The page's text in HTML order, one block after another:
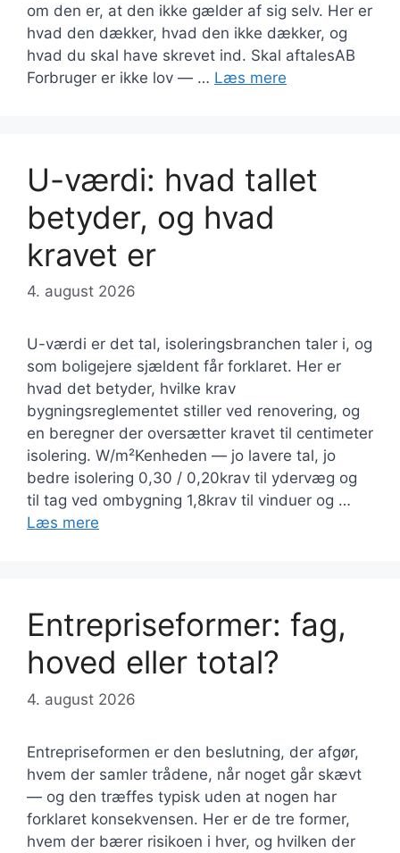
om den er, at den ikke gælder af sig selv. Her er
hvad den dækker, hvad den ikke dækker, og
hvad du skal have skrevet ind. Skal aftalesAB
Forbruger er ikke lov — … Læs mere
U-værdi: hvad tallet
betyder, og hvad
kravet er
4. august 2026
U-værdi er det tal, isoleringsbranchen taler i, og
som boligejere sjældent får forklaret. Her er
hvad det betyder, hvilke krav
bygningsreglementet stiller ved renovering, og
en beregner der oversætter kravet til centimeter
isolering. W/m²Kenheden — jo lavere tal, jo
bedre isolering 0,30 / 0,20krav til ydervæg og
til tag ved ombygning 1,8krav til vinduer og …
Læs mere
Entrepriseformer: fag,
hoved eller total?
4. august 2026
Entrepriseformen er den beslutning, der afgør,
hvem der samler trådene, når noget går skævt
— og den træffes typisk uden at nogen har
forklaret konsekvensen. Her er de tre former,
hvem der bærer risikoen i hver, og hvilken der